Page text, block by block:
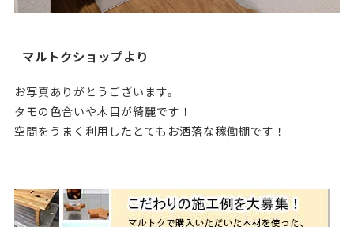
マルトクショップより
お写真ありがとうございます。
タモの色合いや木目が綺麗です！
空間をうまく利用したとてもお洒落な稼働棚です！